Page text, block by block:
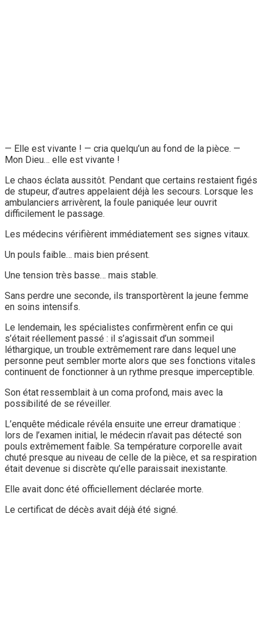
— Elle est vivante ! — cria quelqu’un au fond de la pièce. —
Mon Dieu… elle est vivante !
Le chaos éclata aussitôt. Pendant que certains restaient figés
de stupeur, d’autres appelaient déjà les secours. Lorsque les
ambulanciers arrivèrent, la foule paniquée leur ouvrit
difficilement le passage.
Les médecins vérifièrent immédiatement ses signes vitaux.
Un pouls faible… mais bien présent.
Une tension très basse… mais stable.
Sans perdre une seconde, ils transportèrent la jeune femme
en soins intensifs.
Le lendemain, les spécialistes confirmèrent enfin ce qui
s’était réellement passé : il s’agissait d’un sommeil
léthargique, un trouble extrêmement rare dans lequel une
personne peut sembler morte alors que ses fonctions vitales
continuent de fonctionner à un rythme presque imperceptible.
Son état ressemblait à un coma profond, mais avec la
possibilité de se réveiller.
L’enquête médicale révéla ensuite une erreur dramatique :
lors de l’examen initial, le médecin n’avait pas détecté son
pouls extrêmement faible. Sa température corporelle avait
chuté presque au niveau de celle de la pièce, et sa respiration
était devenue si discrète qu’elle paraissait inexistante.
Elle avait donc été officiellement déclarée morte.
Le certificat de décès avait déjà été signé.